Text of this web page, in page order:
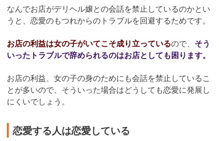
なんでお店がデリヘル嬢との会話を禁止しているのかとい
うと、恋愛のもつれからのトラブルを回避するためです。
お店の利益は女の子がいてこそ成り立っているので、 そう
いったトラブルで辞められるのはお店としても困ります。
お店の利益、女の子の身のためにも会話を禁止しているこ
とが多いので、そういった場合はどうしても恋愛に発展し
にくいでしょう。
恋愛する人は恋愛している